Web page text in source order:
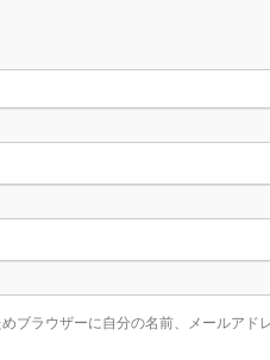
ブラウザーに自分の名前、メールアド